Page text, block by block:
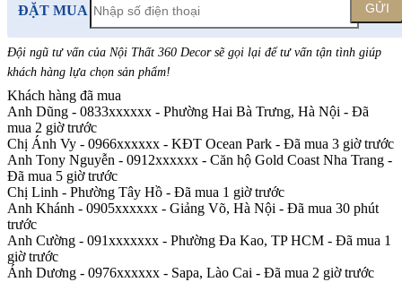
ĐẶT MUA GỬI
Đội ngũ tư vấn của Nội Thất 360 Decor sẽ gọi lại để tư vấn tận tình giúp
khách hàng lựa chọn sản phẩm!
Khách hàng đã mua
Anh Dũng - 0833xxxxxx - Phường Hai Bà Trưng, Hà Nội - Đã
mua 2 giờ trước
Chị Ánh Vy - 0966xxxxxx - KĐT Ocean Park - Đã mua 3 giờ trước
Anh Tony Nguyễn - 0912xxxxxx - Căn hộ Gold Coast Nha Trang -
Đã mua 5 giờ trước
Chị Linh - Phường Tây Hồ - Đã mua 1 giờ trước
Anh Khánh - 0905xxxxxx - Giảng Võ, Hà Nội - Đã mua 30 phút
trước
Anh Cường - 091xxxxxxx - Phường Đa Kao, TP HCM - Đã mua 1
giờ trước
Ánh Dương - 0976xxxxxx - Sapa, Lào Cai - Đã mua 2 giờ trước